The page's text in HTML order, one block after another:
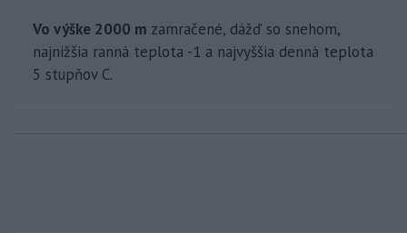
Vo výške 2000 m zamračené, dážď so snehom,
najnižšia ranná teplota -1 a najvyššia denná teplota
5 stupňov C.